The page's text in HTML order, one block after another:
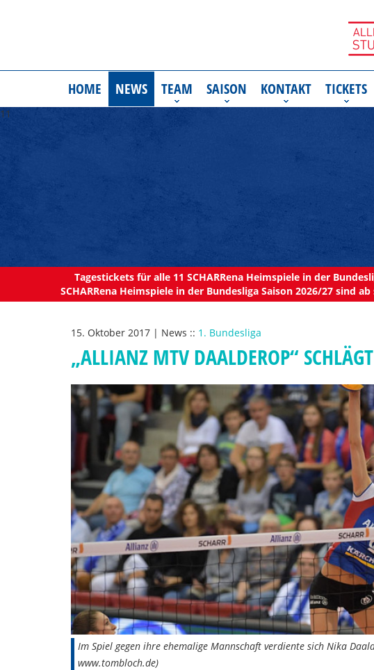
HOME NEWS TEAM SAISON KONTAKT TICKETS
11
Tagestickets für alle 11 SCHARRena Heimspiele in der
SCHARRena Heimspiele in der Bundesliga Saison 2026/27 sind
15. Oktober 2017 | News :: 1. Bundesliga
„ALLIANZ MTV DAALDEROP“
Im Spiel gegen ihre ehemalige Mannschaft verdiente sich Nika
www.tombloch.de)